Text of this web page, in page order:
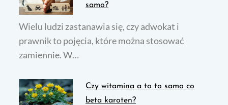
samo?
Wielu ludzi zastanawia się, czy adwokat i
prawnik to pojęcia, które można stosować
zamiennie. W…
Czy witamina a to to samo co
beta karoten?